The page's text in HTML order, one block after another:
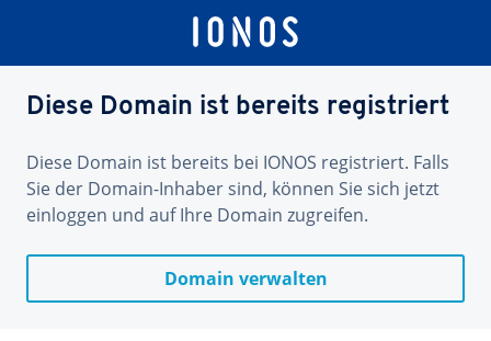
Diese Domain ist bereits registriert
Diese Domain ist bereits bei IONOS registriert. Falls
Sie der Domain-Inhaber sind, können Sie sich jetzt
einloggen und auf Ihre Domain zugreifen.
Domain verwalten